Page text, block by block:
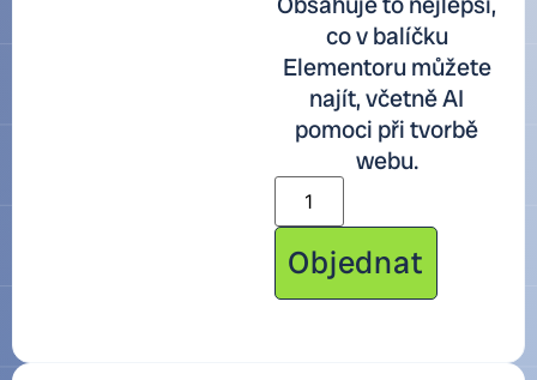
co v balíčku
Elementoru můžete
najít, včetně AI
pomoci při tvorbě
webu.
Objednat